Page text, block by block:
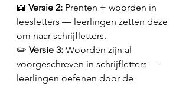
📖 Versie 2: Prenten + woorden in
leesletters — leerlingen zetten deze
om naar schrijfletters.
✏️ Versie 3: Woorden zijn al
voorgeschreven in schrijfletters —
leerlingen oefenen door de